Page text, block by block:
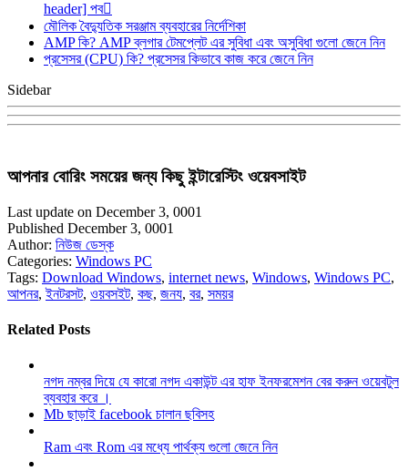
header] পব
মৌলিক বৈদ্যুতিক সরঞ্জাম ব্যবহারের নির্দেশিকা
AMP কি? AMP ব্লগার টেমপ্লেট এর সুবিধা এবং অসুবিধা গুলো জেনে নিন
প্রসেসর (CPU) কি? প্রসেসর কিভাবে কাজ করে জেনে নিন
Sidebar
আপনার বোরিং সময়ের জন্য কিছু ইন্টারেস্টিং ওয়েবসাইট
Last update on December 3, 0001
Published December 3, 0001
Author: নিউজ ডেস্ক
Categories: Windows PC
Tags: Download Windows, internet news, Windows, Windows PC,
আপনর,ইনটরসট, ওয়বসইট, কছ, জনয, বর, সময়র
Related Posts
নগদ নম্বর দিয়ে যে কারো নগদ একাউন্ট এর হাফ ইনফরমেশন বের করুন ওয়েবটুল
ব্যবহার করে ।
Mb ছাড়াই facebook চালান ছবিসহ
Ram এবং Rom এর মধ্যে পার্থক্য গুলো জেনে নিন